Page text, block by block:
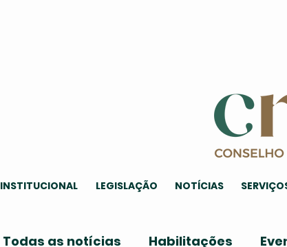
INSTITUCIONAL LEGISLAÇÃO NOTÍCIAS
Todas as notícias Habilitações